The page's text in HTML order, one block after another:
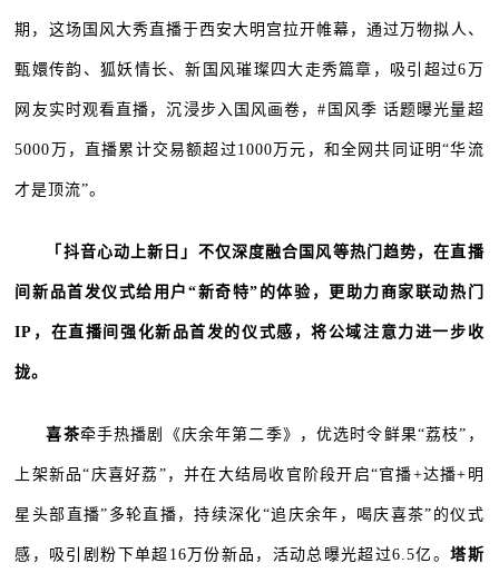
期，这场国风大秀直播于西安大明宫拉开帷幕，通过万物拟人、
甄嬛传韵、狐妖情长、新国风璀璨四大走秀篇章，吸引超过6万
网友实时观看直播，沉浸步入国风画卷，#国风季 话题曝光量超
5000万，直播累计交易额超过1000万元，和全网共同证明“华流
才是顶流”。
「抖音心动上新日」不仅深度融合国风等热门趋势，在直播
间新品首发仪式给用户“新奇特”的体验，更助力商家联动热门
IP，在直播间强化新品首发的仪式感，将公域注意力进一步收
拢。
喜茶牵手热播剧《庆余年第二季》，优选时令鲜果“荔枝”，
上架新品“庆喜好荔”，并在大结局收官阶段开启“官播+达播+明
星头部直播”多轮直播，持续深化“追庆余年，喝庆喜茶”的仪式
感，吸引剧粉下单超16万份新品，活动总曝光超过6.5亿。塔斯